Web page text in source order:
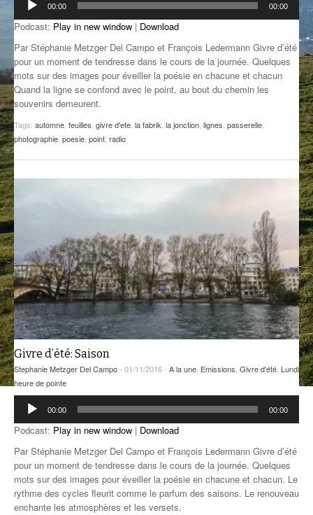
IL ÉTAIT UNE FOIS
L’ASTUCE DE LA PORTE EN BOIS
LA FABRIK POÉTIK
LA MINUTE LITTÉRAIRE
LA SOUTERRAINE
SONORIK
THEME FORCE
ZIRCONIUM
ANCIENNES ÉMISSIONS
audio
00:00 00:00
Podcast: Play in new window | Download
Par Stéphanie Metzger Del Campo et François Ledermann Givre d’été
pour un moment de tendresse dans le cours de la journée. Quelques
mots sur des images pour éveiller la poésie en chacune et chacun
Quand la ligne se confond avec le point, au bout du chemin les
souvenirs demeurent.
Tags: automne feuilles givre d'ete la fabrik la jonction lignes passerelle
photographie poesie point radio
Givre d’été: Saison
Stephanie Metzger Del Campo- 01/11/2016 - A la une Emissions Givre d'été Lundi
heure de pointe
Lecteur
audio
00:00 00:00
Podcast: Play in new window | Download
Par Stéphanie Metzger Del Campo et François Ledermann Givre d’été
pour un moment de tendresse dans le cours de la journée. Quelques
mots sur des images pour éveiller la poésie en chacune et chacun. Le
rythme des cycles fleurit comme le parfum des saisons. Le renouveau
enchante les atmosphères et les versets.